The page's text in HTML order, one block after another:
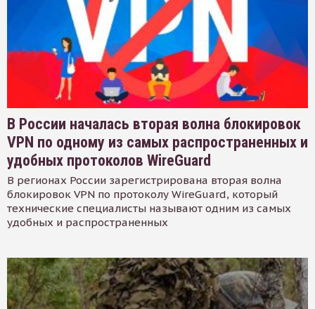
В России началась вторая волна блокировок
VPN по одному из самых распространенных и
удобных протоколов WireGuard
В регионах России зарегистрирована вторая волна
блокировок VPN по протоколу WireGuard, который
технические специалисты называют одним из самых
удобных и распространенных